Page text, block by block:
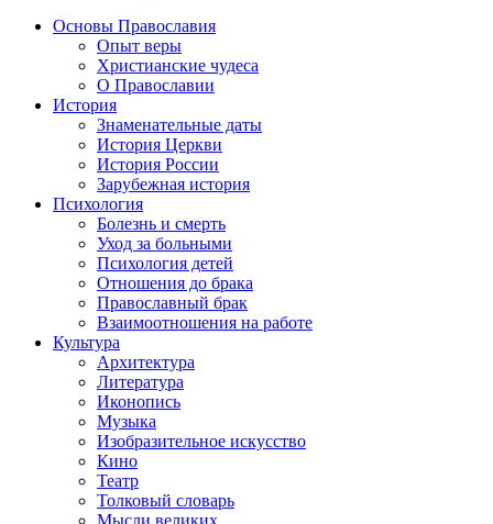
Основы Православия
Опыт веры
Христианские чудеса
О Православии
История
Знаменательные даты
История Церкви
История России
Зарубежная история
Психология
Болезнь и смерть
Уход за больными
Психология детей
Отношения до брака
Православный брак
Взаимоотношения на работе
Культура
Архитектура
Литература
Иконопись
Музыка
Изобразительное искусство
Кино
Театр
Толковый словарь